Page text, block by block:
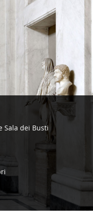
Sala dei Busti